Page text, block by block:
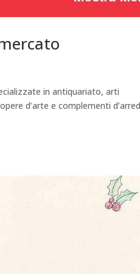
in antiquariato, arti
d’arte e complementi